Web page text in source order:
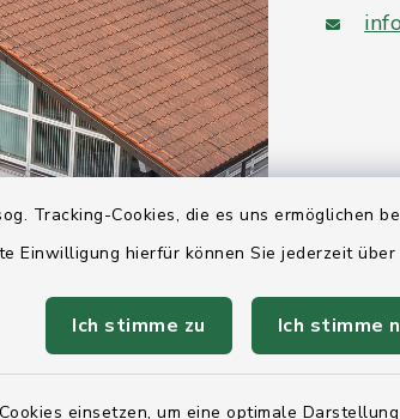
Tracking-Cookies, die es uns ermöglichen
Einwilligung hierfür können Sie jederzeit über
Ich stimme zu Ich stimme
einsetzen, um eine optimale
Ihre